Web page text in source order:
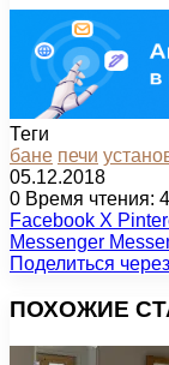
Теги
бане печи
05.12.2018
0 Время чтения:
Facebook X
Messenger
Поделиться
ПОХОЖИЕ